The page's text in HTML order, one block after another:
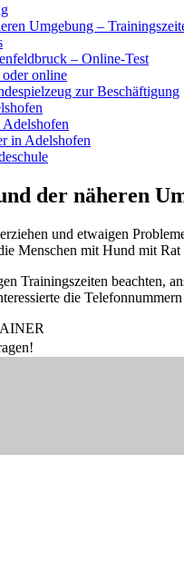
Umgebung –
– Online-Test
online
zur Beschäftigung
in Adelshofen
der näheren
und etwaigen
Menschen mit Hund mit
Trainingszeiten beachten,
die